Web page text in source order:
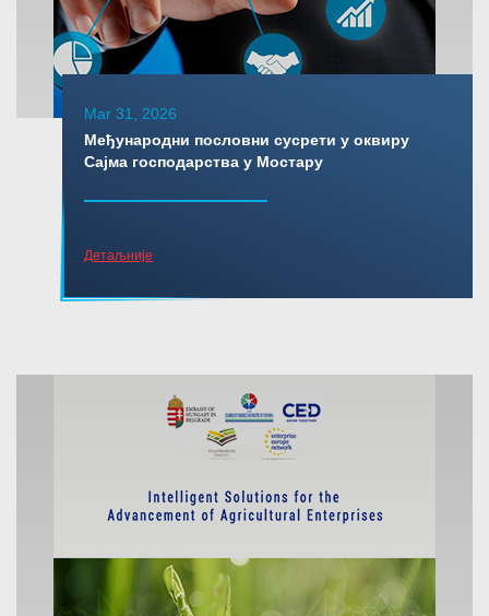
Mar 31, 2026
Међународни пословни сусрети у оквиру
Сајма господарства у Мостару
Детаљније